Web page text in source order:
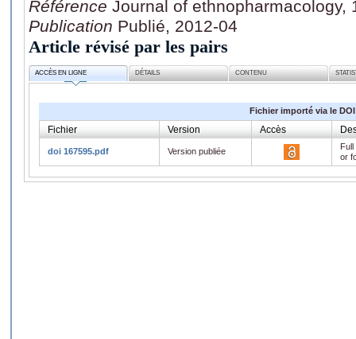
Référence Journal of ethnopharmacology,
Publication Publié, 2012-04
Article révisé par les pairs
ACCÈS EN LIGNE DÉTAILS CONTENU
Fichier importé via le DOI
Fichier Version Accès
doi 167595.pdf Version publiée
or